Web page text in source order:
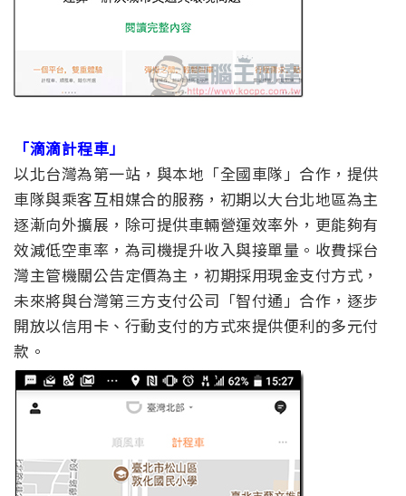
「滴滴計程車」
以北台灣為第一站，與本地「全國車隊」合作，提供
車隊與乘客互相媒合的服務，初期以大台北地區為主
逐漸向外擴展，除可提供車輛營運效率外，更能夠有
效減低空車率，為司機提升收入與接單量。收費採台
灣主管機關公告定價為主，初期採用現金支付方式，
未來將與台灣第三方支付公司「智付通」合作，逐步
開放以信用卡、行動支付的方式來提供便利的多元付
款。